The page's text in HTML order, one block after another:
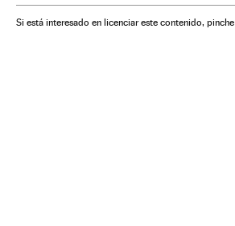
Si está interesado en licenciar este contenido, pinche